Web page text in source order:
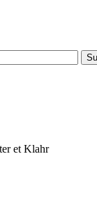
et Klahr